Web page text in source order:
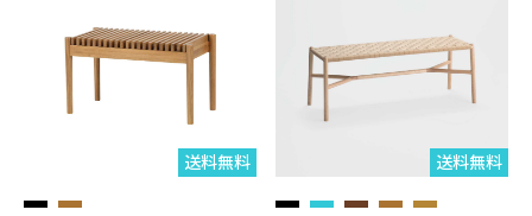
送料無料 送料無料